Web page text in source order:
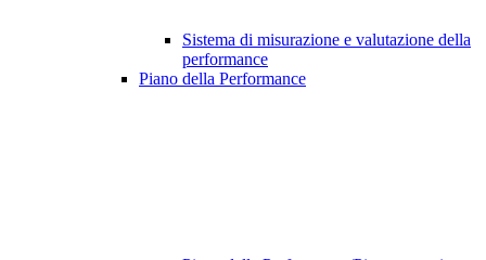
Sistema di misurazione e valutazione della
performance
Piano della Performance